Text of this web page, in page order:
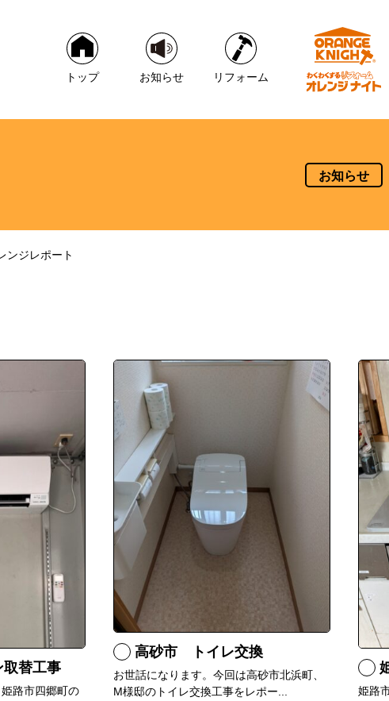
トップ お知らせ リフォーム
お知らせ
ンジレポート
替工事
路市四郷町の
高砂市 トイレ交換
お世話になります。今回は高砂市北浜町、
M様邸のトイレ交換工事をレポー...
姫路